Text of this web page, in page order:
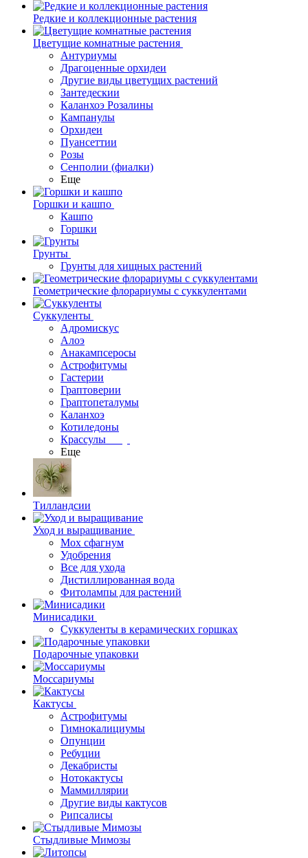
Редкие и коллекционные растения
Цветущие комнатные растения
Антуриумы
Драгоценные орхидеи
Другие виды цветущих растений
Зантедескии
Каланхоэ Розалины
Кампанулы
Орхидеи
Пуансеттии
Розы
Сенполии (фиалки)
Еще
Горшки и кашпо
Кашпо
Горшки
Грунты
Грунты для хищных растений
Геометрические флорариумы с суккулентами
Суккуленты
Адромискус
Алоэ
Анакампсеросы
Астрофитумы
Гастерии
Граптоверии
Граптопеталумы
Каланхоэ
Котиледоны
Крассулы
Еще
Тилландсии
Уход и выращивание
Мох сфагнум
Удобрения
Все для ухода
Дистиллированная вода
Фитолампы для растений
Минисадики
Суккуленты в керамических горшках
Подарочные упаковки
Моссариумы
Кактусы
Астрофитумы
Гимнокалициумы
Опунции
Ребуции
Декабристы
Нотокактусы
Маммиллярии
Другие виды кактусов
Рипсалисы
Стыдливые Мимозы